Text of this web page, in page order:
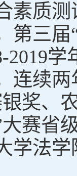
素质
第三
2019
连续
奖、
赛省
学法